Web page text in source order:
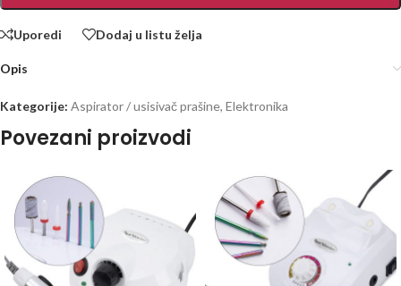
Uporedi Dodaj u listu želja
Opis
Kategorije: Aspirator / usisivač prašine, Elektronika
Povezani proizvodi